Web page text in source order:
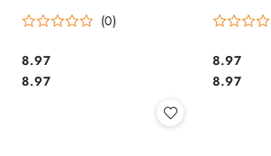
(0)
Cena:
8.97
Cena:
8.97
_10
Cena:
8.97
Cena:
8.97